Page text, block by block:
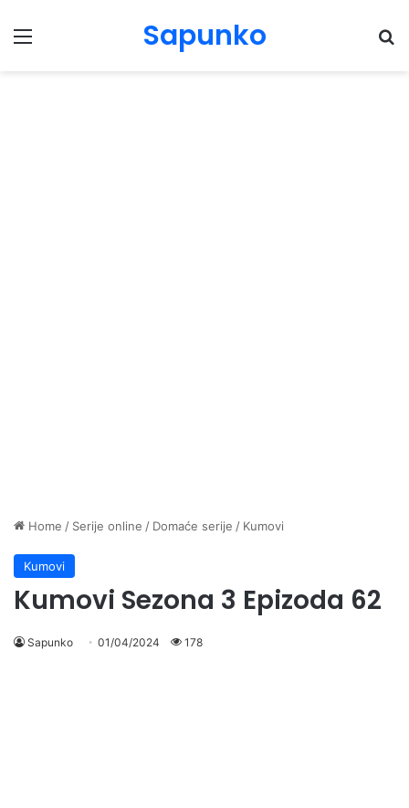
Menu Sapunko
Home / Serije online / Domaće serije / Kumovi
Kumovi
Kumovi Sezona 3 Epizoda 62
Sapunko 01/04/2024 178